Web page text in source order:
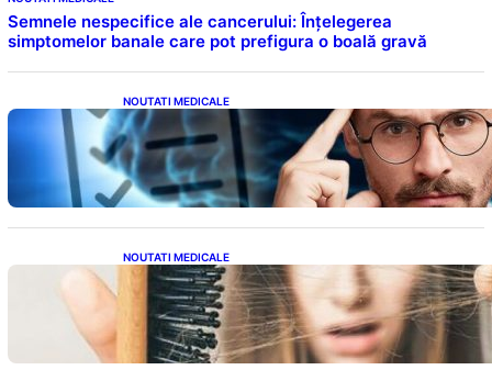
Semnele nespecifice ale cancerului: Înțelegerea
simptomelor banale care pot prefigura o boală gravă
NOUTATI MEDICALE
Inteligența dincolo de note: Semnele unui IQ
ridicat care nu țin de școală
NOUTATI MEDICALE
Semnele unei deficiențe de proteine:
Impactul asupra sănătății tale